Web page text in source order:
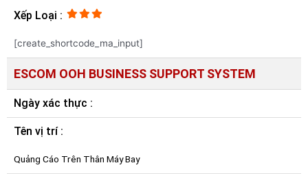
Xếp Loại :
[create_shortcode_ma_input]
ESCOM OOH BUSINESS SUPPORT SYSTEM
Ngày xác thực :
Tên vị trí :
Quảng Cáo Trên Thân Máy Bay